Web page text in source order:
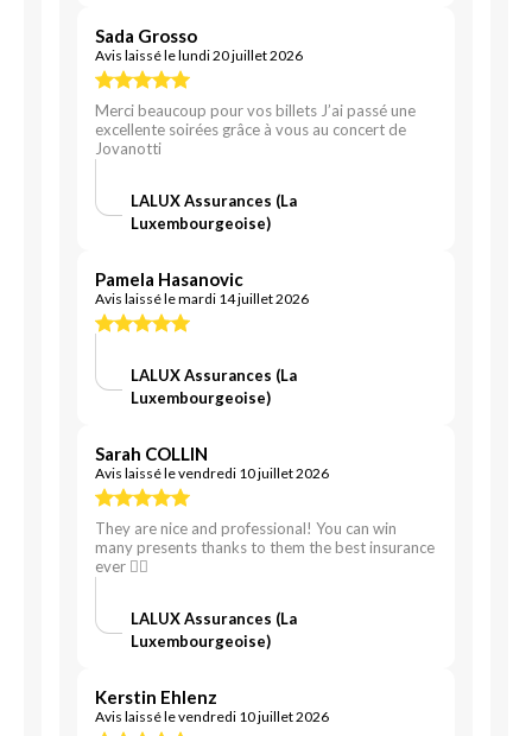
Sada Grosso
Avis laissé le lundi 20 juillet 2026
Merci beaucoup pour vos billets J’ai passé une
excellente soirées grâce à vous au concert de
Jovanotti
LALUX Assurances (La
Luxembourgeoise)
Pamela Hasanovic
Avis laissé le mardi 14 juillet 2026
LALUX Assurances (La
Luxembourgeoise)
Sarah COLLIN
Avis laissé le vendredi 10 juillet 2026
They are nice and professional! You can win
many presents thanks to them the best insurance
ever 👌🏻
LALUX Assurances (La
Luxembourgeoise)
Kerstin Ehlenz
Avis laissé le vendredi 10 juillet 2026